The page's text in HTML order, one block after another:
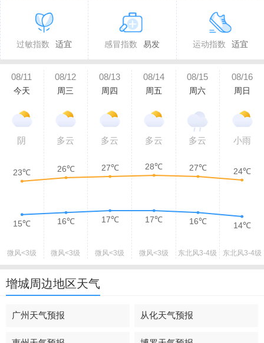
过敏指数 适宜 感冒指数 易发 运动指数 适宜
08/11
今天
阴
微风<3级
08/12
周三
多云
微风<3级
08/13
周四
多云
微风<3级
08/14
周五
多云
微风<3级
08/15
周六
多云
东北风3-4级
08/16
周日
小雨
东北风3-4级
23℃ 26℃ 27℃ 28℃ 27℃ 24℃
15℃ 16℃ 17℃ 17℃ 16℃ 14℃
增城周边地区天气
广州天气预报 从化天气预报